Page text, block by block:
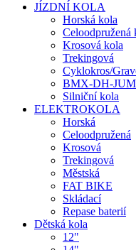
JÍZDNÍ KOLA
Horská kola
Celoodpružená
Krosová kola
Trekingová
Cyklokros/
BMX-DH-
Silniční kola
ELEKTROKOLA
Horská
Celoodpružená
Krosová
Trekingová
Městská
FAT BIKE
Skládací
Repase baterií
Dětská kola
12"